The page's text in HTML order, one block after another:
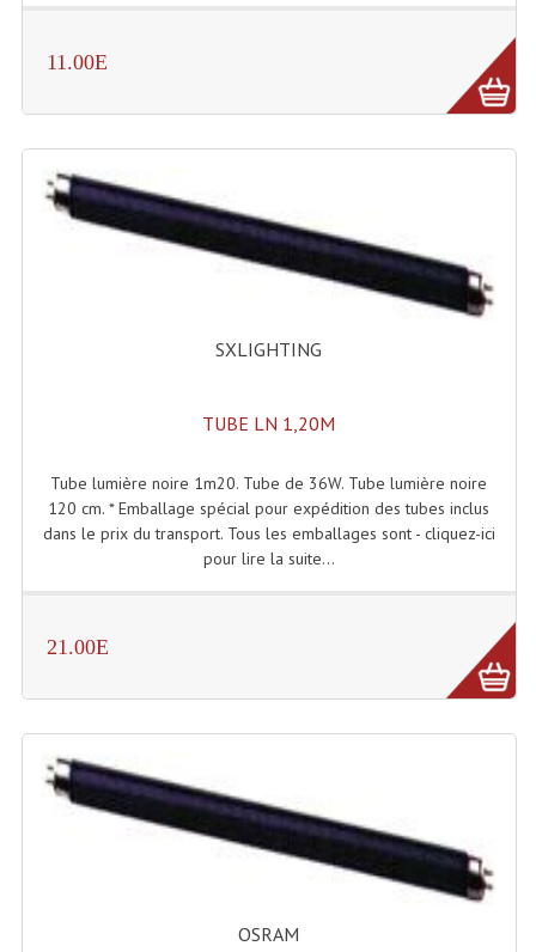
Haut-Parleurs Amplis Guitare
Moteurs Pavillons Pour Enceinte
Tweeters Pour Enceintes
Platines Disque Vinyles
Lecteurs Double Cd Mixage Intégrée
Lecteurs Double Cd MP3
Digital Package Et Logiciel
Platines Dvd Pour Dj
Platines Cassettes
Microphones Scène Et Studio
11.00E
SXLIGHTING
TUBE LN 1,20M
Tube lumière noire 1m20. Tube de 36W. Tube lumière noire
120 cm. * Emballage spécial pour expédition des tubes inclus
dans le prix du transport. Tous les emballages sont - cliquez-ici
pour lire la suite...
21.00E
OSRAM